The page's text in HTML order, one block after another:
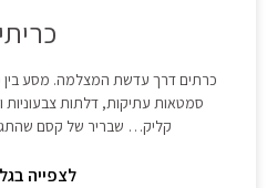
כרתים דרך עדשת המצלמה. מסע בין
סמטאות עתיקות, דלתות צבעוניות
קליק… שבריר של קסם
לצפייה